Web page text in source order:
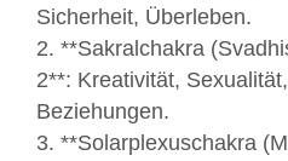
Sicherheit, Überleben.
2. **Sakralchakra
2**: Kreativität,
Beziehungen.
3. **Solarplexuschakra